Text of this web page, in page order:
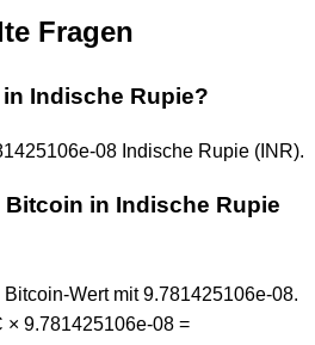
Fragen
Indische Rupie?
08 Indische Rupie (INR).
Bitcoin in Indische Rupie
Wert mit 9.781425106e-08.
× 9.781425106e-08 =